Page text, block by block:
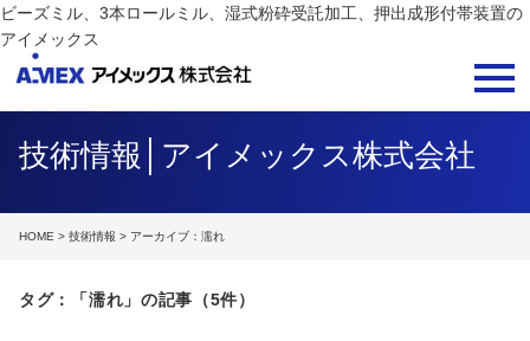
ビーズミル、3本ロールミル、湿式粉砕受託加工、押出成形付帯装置の
アイメックス
技術情報│アイメックス株式会社
HOME > 技術情報 > アーカイブ：濡れ
タグ：「濡れ」の記事（5件）